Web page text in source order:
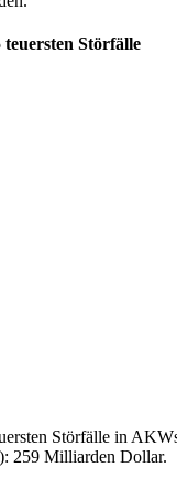
Störfälle
Störfälle in
259 Milliarden Dollar.